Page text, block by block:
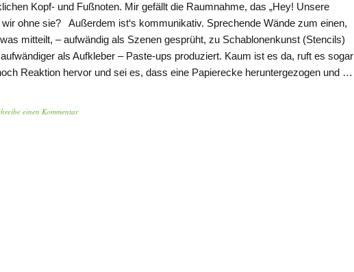
Kopf- und Fußnoten. Mir gefällt die Raumnahme, das „Hey! Unsere
wir ohne sie? Außerdem ist‘s kommunikativ. Sprechende Wände zum einen,
mitteilt, – aufwändig als Szenen gesprüht, zu Schablonenkunst (Stencils)
als Aufkleber – Paste-ups produziert. Kaum ist es da, ruft es sogar
Reaktion hervor und sei es, dass eine Papierecke heruntergezogen und …
einen Kommentar